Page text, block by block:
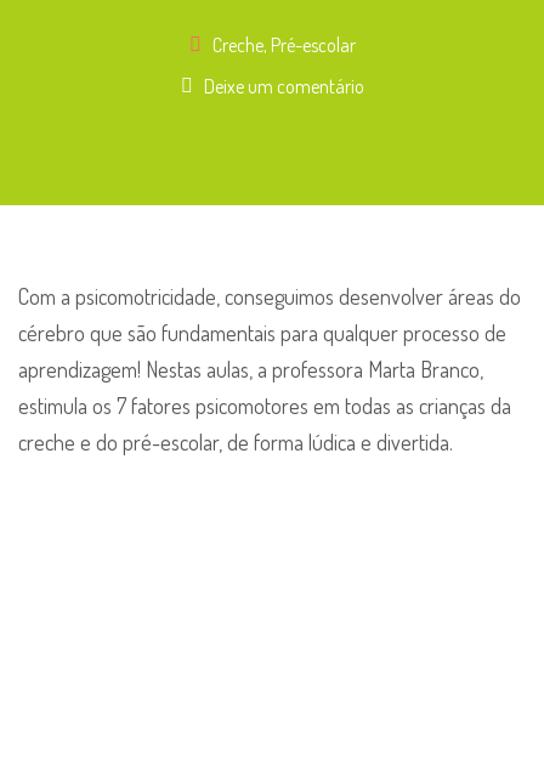
Creche, Pré-escolar
Deixe um comentário
Com a psicomotricidade, conseguimos desenvolver áreas do
cérebro que são fundamentais para qualquer processo de
aprendizagem! Nestas aulas, a professora Marta Branco,
estimula os 7 fatores psicomotores em todas as crianças da
creche e do pré-escolar, de forma lúdica e divertida.